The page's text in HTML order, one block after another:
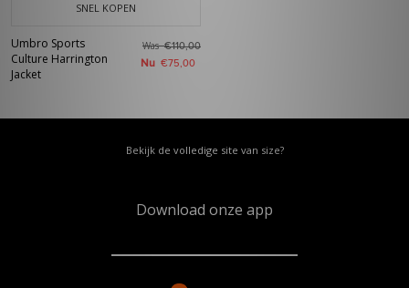
SNEL KOPEN
Umbro Sports
Culture Harrington
Jacket
Was€110,00
Nu €75,00
Bekijk de volledige site van size?
Download onze app